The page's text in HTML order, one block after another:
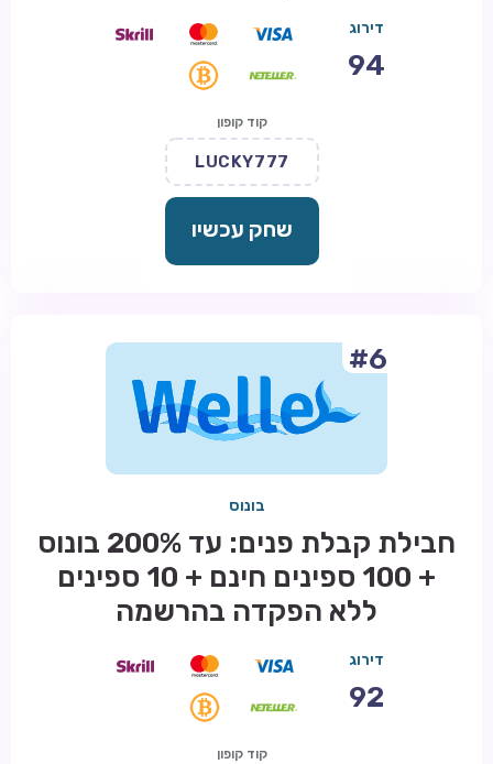
דירוג
94
קוד קופון
LUCKY777
שחק עכשיו
#6
בונוס
חבילת קבלת פנים: עד 200% בונוס
+ 100 ספינים חינם + 10 ספינים
ללא הפקדה בהרשמה
דירוג
92
קוד קופון